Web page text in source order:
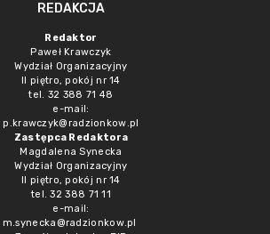
REDAKCJA
Redaktor
Paweł Krawczyk
Wydział Organizacyjny
II piętro, pokój nr 14
tel. 32 388 71 48
e-mail:
p.krawczyk@radzionkow.pl
Zastępca Redaktora
Magdalena Synecka
Wydział Organizacyjny
II piętro, pokój nr 14
tel. 32 388 71 11
e-mail:
m.synecka@radzionkow.pl